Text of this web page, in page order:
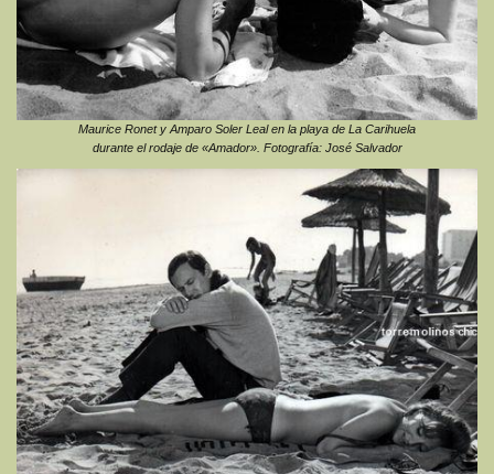
Maurice Ronet y Amparo Soler Leal en la playa de La Carihuela
durante el rodaje de «Amador». Fotografía: José Salvador